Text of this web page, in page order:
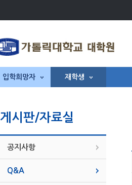
입학희망자 재학생
게시판/자료실
공지사항
Q&A